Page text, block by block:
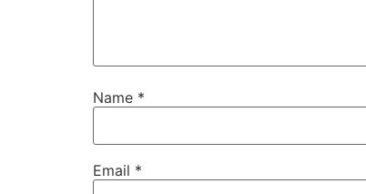
Name *
Email *